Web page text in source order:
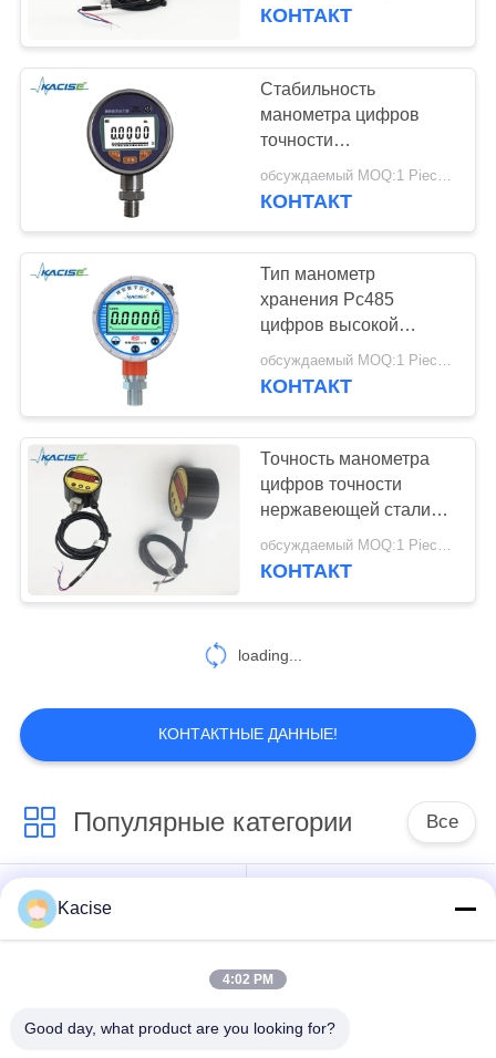
КОНТАКТ
Стабильность
манометра цифров
точности
нержавеющей стали
высокая с
КОНТАКТ
Тип манометр
хранения Рс485
цифров высокой
точности с экраном
приведенным
обсуждаемый MOQ:1 Piece / Pieces
КОНТАКТ
Точность манометра
цифров точности
нержавеющей стали
высокая с 4 - выход
20мА
обсуждаемый MOQ:1 Piece / Pieces
КОНТАКТ
loading...
КОНТАКТНЫЕ ДАННЫЕ!
Популярные категории Все
датчик воды
качественный
жидкости
передатчик
ровный
Kacise
4:02 PM
Good day, what product are you looking for?